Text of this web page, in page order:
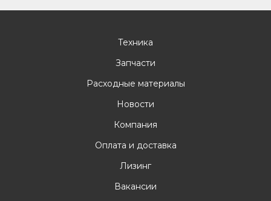
Техника
Запчасти
Расходные материалы
Новости
Компания
Оплата и доставка
Лизинг
Вакансии